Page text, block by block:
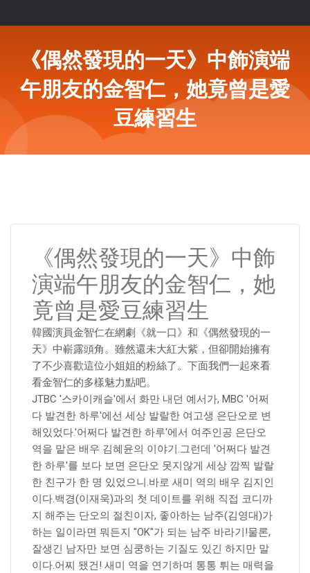
《偶然發現的一天》中飾演端
午朋友的金智仁，她竟曾是愛
豆練習生
《偶然發現的一天》中飾
演端午朋友的金智仁，她
竟曾是愛豆練習生
韓國演員金智仁在網劇《就一口》和《偶然發現的一
天》中嶄露頭角。雖然還未大紅大紫，但卻開始擁有
了不少喜歡這位小姐姐的粉絲了。下面我們一起來看
看金智仁的多樣魅力點吧。
JTBC '스카이캐슬'에서 화만 내던 예서가, MBC '어쩌
다 발견한 하루'에선 세상 발랄한 여고생 은단오로 변
해있었다.'어쩌다 발견한 하루'에서 여주인공 은단오
역을 맡은 배우 김혜윤의 이야기.그런데 '어쩌다 발견
한 하루'를 보다 보면 은단오 못지않게 세상 깜찍 발랄
한 친구가 한 명 있었으니.바로 새미 역의 배우 김지인
이다.백경(이재욱)과의 첫 데이트를 위해 직접 코디까
지 해주는 단오의 절친이자, 좋아하는 남주(김영대)가
하는 일이라면 뭐든지 "OK"가 되는 남주 바라기!물론,
잘생긴 남자만 보면 심쿵하는 기질도 있긴 하지만 말
이다.어찌 됐건! 새미 역을 연기하며 통통 튀는 매력을